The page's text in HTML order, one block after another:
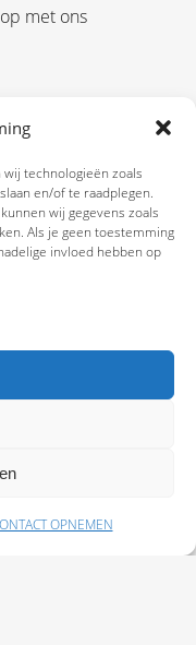
technologieën zoals
en/of te raadplegen.
wij gegevens zoals
Als je geen toestemming
invloed hebben op
OPNEMEN
met ons
Polissen